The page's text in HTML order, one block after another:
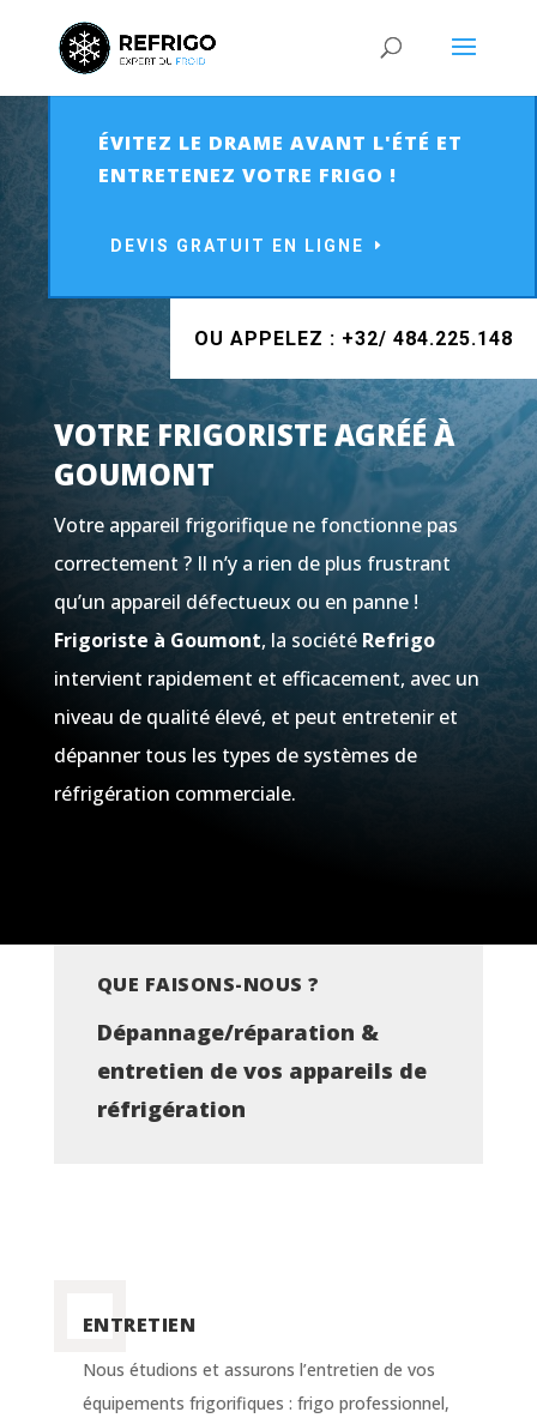
ÉVITEZ LE DRAME AVANT L'ÉTÉ ET
ENTRETENEZ VOTRE FRIGO !
DEVIS GRATUIT EN LIGNE
OU APPELEZ : +32/ 484.225.148
VOTRE FRIGORISTE AGRÉÉ À
GOUMONT
Votre appareil frigorifique ne fonctionne pas
correctement ? Il n’y a rien de plus frustrant
qu’un appareil défectueux ou en panne !
Frigoriste à Goumont, la société Refrigo
intervient rapidement et efficacement, avec un
niveau de qualité élevé, et peut entretenir et
dépanner tous les types de systèmes de
réfrigération commerciale.
QUE FAISONS-NOUS ?
Dépannage/réparation &
entretien de vos appareils de
réfrigération
ENTRETIEN
Nous étudions et assurons l’entretien de vos
équipements frigorifiques : frigo professionnel,